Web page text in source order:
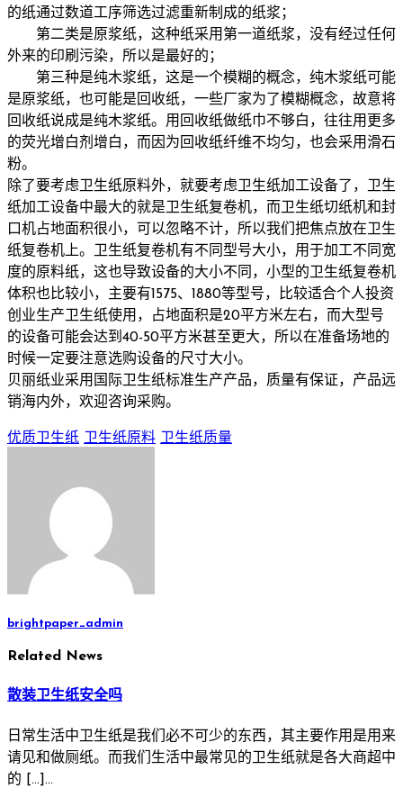
的纸通过数道工序筛选过滤重新制成的纸浆；
第二类是原浆纸，这种纸采用第一道纸浆，没有经过任何
外来的印刷污染，所以是最好的；
第三种是纯木浆纸，这是一个模糊的概念，纯木浆纸可能
是原浆纸，也可能是回收纸，一些厂家为了模糊概念，故意将
回收纸说成是纯木浆纸。用回收纸做纸巾不够白，往往用更多
的荧光增白剂增白，而因为回收纸纤维不均匀，也会采用滑石
粉。
除了要考虑卫生纸原料外，就要考虑卫生纸加工设备了，卫生
纸加工设备中最大的就是卫生纸复卷机，而卫生纸切纸机和封
口机占地面积很小，可以忽略不计，所以我们把焦点放在卫生
纸复卷机上。卫生纸复卷机有不同型号大小，用于加工不同宽
度的原料纸，这也导致设备的大小不同，小型的卫生纸复卷机
体积也比较小，主要有1575、1880等型号，比较适合个人投资
创业生产卫生纸使用，占地面积是20平方米左右，而大型号
的设备可能会达到40-50平方米甚至更大，所以在准备场地的
时候一定要注意选购设备的尺寸大小。
贝丽纸业采用国际卫生纸标准生产产品，质量有保证，产品远
销海内外，欢迎咨询采购。
优质卫生纸 卫生纸原料 卫生纸质量
brightpaper_admin
Related News
散装卫生纸安全吗
日常生活中卫生纸是我们必不可少的东西，其主要作用是用来
请见和做厕纸。而我们生活中最常见的卫生纸就是各大商超中
的 […]…